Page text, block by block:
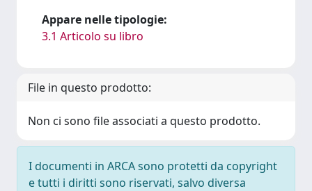
Appare nelle tipologie:
3.1 Articolo su libro
File in questo prodotto:
Non ci sono file associati a questo prodotto.
I documenti in ARCA sono protetti da copyright
e tutti i diritti sono riservati, salvo diversa